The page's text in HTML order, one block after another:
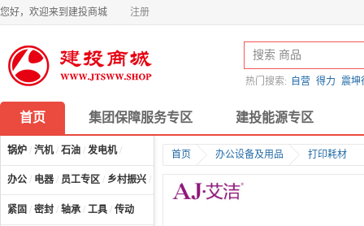
您好，欢迎来到建投商城 注册
热门搜索: 自营 得力 震坤
首页 集团保障服务专区 建投能源专区
锅炉 / 汽机/ 石油 / 发电机/
办公 / 电器 / 员工专区 / 乡村振兴 / 计算机及配件
紧固 / 密封 / 轴承 / 工具 / 传动
首页 办公设备及用品 打印耗材